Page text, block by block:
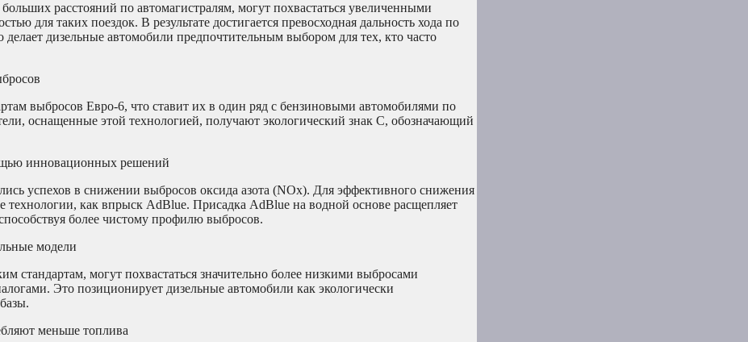
расстояний по автомагистралям, могут похвастаться увеличенными
для таких поездок. В результате достигается превосходная дальность хода по
дизельные автомобили предпочтительным выбором для тех, кто часто
выбросов Евро-6, что ставит их в один ряд с бензиновыми автомобилями по
оснащенные этой технологией, получают экологический знак C, обозначающий
инновационных решений
успехов в снижении выбросов оксида азота (NOx). Для эффективного снижения
как впрыск AdBlue. Присадка AdBlue на водной основе расщепляет
более чистому профилю выбросов.
модели
стандартам, могут похвастаться значительно более низкими выбросами
Это позиционирует дизельные автомобили как экологически
меньше топлива